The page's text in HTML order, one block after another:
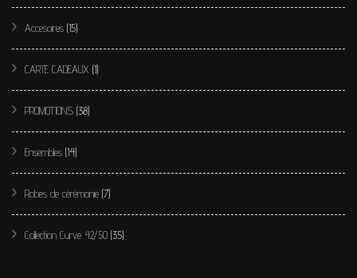
Accesoires (15)
CARTE CADEAUX (1)
PROMOTIONS (38)
Ensembles (14)
Robes de cérémonie (7)
Collection Curve 42/50 (35)